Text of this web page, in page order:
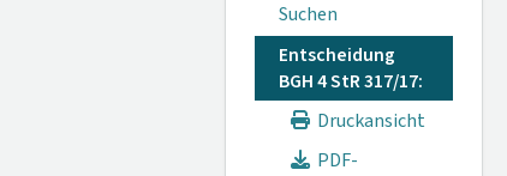
Suchen
Entscheidung
BGH 4 StR 317/17:
Druckansicht
PDF-